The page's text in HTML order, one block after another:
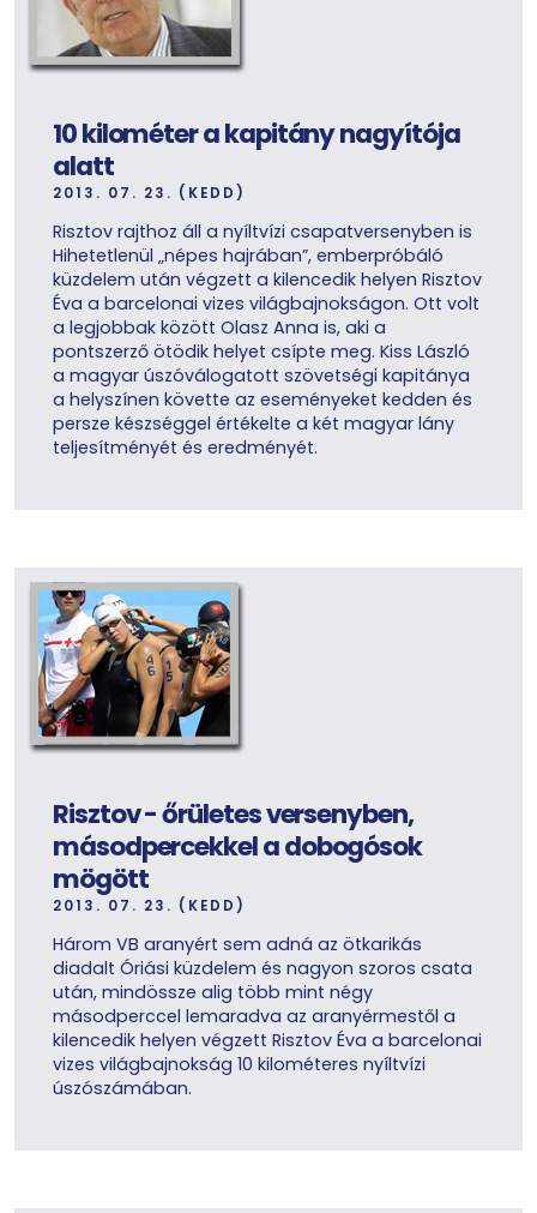
10 kilométer a kapitány nagyítója
alatt
2013. 07. 23. (KEDD)
Risztov rajthoz áll a nyíltvízi csapatversenyben is
Hihetetlenül „népes hajrában”, emberpróbáló
küzdelem után végzett a kilencedik helyen Risztov
Éva a barcelonai vizes világbajnokságon. Ott volt
a legjobbak között Olasz Anna is, aki a
pontszerző ötödik helyet csípte meg. Kiss László
a magyar úszóválogatott szövetségi kapitánya
a helyszínen követte az eseményeket kedden és
persze készséggel értékelte a két magyar lány
teljesítményét és eredményét.
Risztov - őrületes versenyben,
másodpercekkel a dobogósok
mögött
2013. 07. 23. (KEDD)
Három VB aranyért sem adná az ötkarikás
diadalt Óriási küzdelem és nagyon szoros csata
után, mindössze alig több mint négy
másodperccel lemaradva az aranyérmestől a
kilencedik helyen végzett Risztov Éva a barcelonai
vizes világbajnokság 10 kilométeres nyíltvízi
úszószámában.